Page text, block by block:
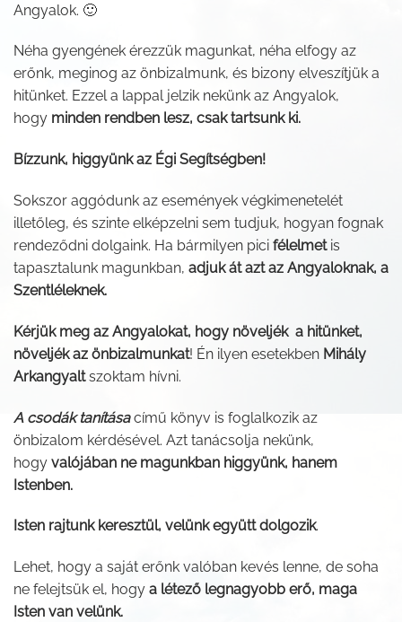
Angyalok. 🙂
Néha gyengének érezzük magunkat, néha elfogy az
erőnk, meginog az önbizalmunk, és bizony elveszítjük a
hitünket. Ezzel a lappal jelzik nekünk az Angyalok,
hogy minden rendben lesz, csak tartsunk ki.
Bízzunk, higgyünk az Égi Segítségben!
Sokszor aggódunk az események végkimenetelét
illetőleg, és szinte elképzelni sem tudjuk, hogyan fognak
rendeződni dolgaink. Ha bármilyen pici félelmetis
tapasztalunk magunkban, adjuk át azt az Angyaloknak, a
Szentléleknek.
Kérjük meg az Angyalokat, hogy növeljék a hitünket,
növeljék az önbizalmunkat! Én ilyen esetekben Mihály
Arkangyaltszoktam hívni.
A csodák tanítása című könyv is foglalkozik az
önbizalom kérdésével. Azt tanácsolja nekünk,
hogy valójában ne magunkban higgyünk, hanem
Istenben.
Isten rajtunk keresztül, velünk együtt dolgozik.
Lehet, hogy a saját erőnk valóban kevés lenne, de soha
ne felejtsük el, hogy a létező legnagyobb erő, maga
Isten van velünk.